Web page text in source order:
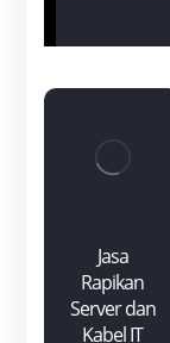
Jasa
Rapikan
Server dan
Kabel IT